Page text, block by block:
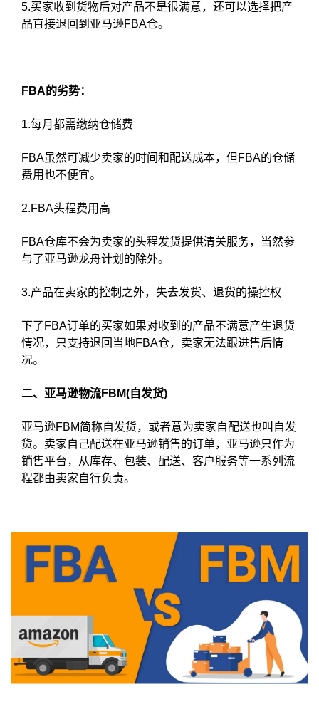
5.买家收到货物后对产品不是很满意，还可以选择把产
品直接退回到亚马逊FBA仓。
FBA的劣势：
1.每月都需缴纳仓储费
FBA虽然可减少卖家的时间和配送成本，但FBA的仓储
费用也不便宜。
2.FBA头程费用高
FBA仓库不会为卖家的头程发货提供清关服务，当然参
与了亚马逊龙舟计划的除外。
3.产品在卖家的控制之外，失去发货、退货的操控权
下了FBA订单的买家如果对收到的产品不满意产生退货
情况，只支持退回当地FBA仓，卖家无法跟进售后情
况。
二、亚马逊物流FBM(自发货)
亚马逊FBM简称自发货，或者意为卖家自配送也叫自发
货。卖家自己配送在亚马逊销售的订单，亚马逊只作为
销售平台，从库存、包装、配送、客户服务等一系列流
程都由卖家自行负责。